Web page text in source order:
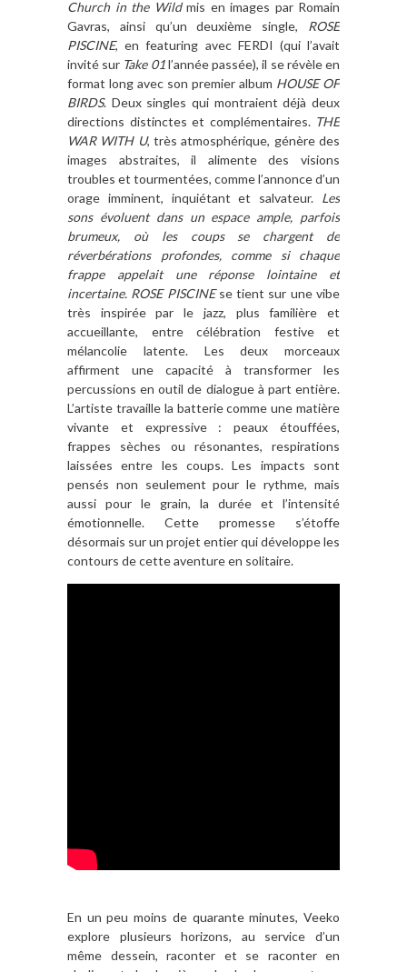
Church in the Wildmis en images par Romain
Gavras, ainsi qu’un deuxième single, ROSE
PISCINE, en featuring avec FERDI (qui l’avait
invité sur Take 01l’année passée), il se révèle en
format long avec son premier album HOUSE OF
BIRDS. Deux singles qui montraient déjà deux
directions distinctes et complémentaires. THE
WAR WITH U, très atmosphérique, génère des
images abstraites, il alimente des visions
troubles et tourmentées, comme l’annonce d’un
orage imminent, inquiétant et salvateur. Les
sons évoluent dans un espace ample, parfois
brumeux, où les coups se chargent de
réverbérations profondes, comme si chaque
frappe appelait une réponse lointaine et
incertaine. ROSE PISCINEse tient sur une vibe
très inspirée par le jazz, plus familière et
accueillante, entre célébration festive et
mélancolie latente. Les deux morceaux
affirment une capacité à transformer les
percussions en outil de dialogue à part entière.
L’artiste travaille la batterie comme une matière
vivante et expressive : peaux étouffées,
frappes sèches ou résonantes, respirations
laissées entre les coups. Les impacts sont
pensés non seulement pour le rythme, mais
aussi pour le grain, la durée et l’intensité
émotionnelle. Cette promesse s’étoffe
désormais sur un projet entier qui développe les
contours de cette aventure en solitaire.
En un peu moins de quarante minutes, Veeko
explore plusieurs horizons, au service d’un
même dessein, raconter et se raconter en